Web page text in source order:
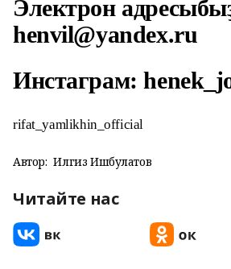
Электрон
henvil@yandex.ru
Инстаграм:
rifat_yamlikhin_official
Автор: Илгиз Ишбулатов
Читайте нас